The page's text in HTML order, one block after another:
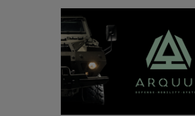
SOUTIEN SANTÉ
SOUTIEN CARBURANT
MCO
FORMATION/ ENTRAÎNEMENT
FORMATION/
INDUSTRIES
ARMÉES